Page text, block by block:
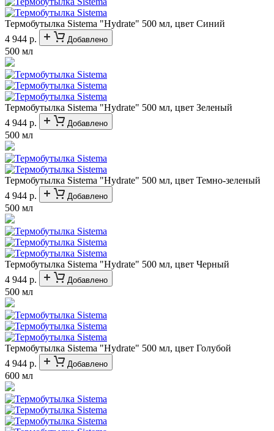
Термобутылка Sistema "Hydrate" 500 мл, цвет Синий
4 944 р.
Добавлено
500 мл
Термобутылка Sistema "Hydrate" 500 мл, цвет Зеленый
4 944 р.
Добавлено
500 мл
Термобутылка Sistema "Hydrate" 500 мл, цвет Темно-зеленый
4 944 р.
Добавлено
500 мл
Термобутылка Sistema "Hydrate" 500 мл, цвет Черный
4 944 р.
Добавлено
500 мл
Термобутылка Sistema "Hydrate" 500 мл, цвет Голубой
4 944 р.
Добавлено
600 мл